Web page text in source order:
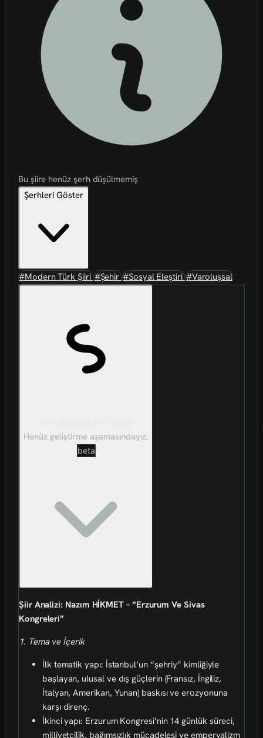
Bu şiire henüz şerh düşülmemiş
Şerhleri Göster
#Modern Türk Şiiri#Şehir#Sosyal Eleştiri#Varoluşsal
Henüz geliştirme aşamasındayız.
beta
Şiir Analizi: Nazım HİKMET – “Erzurum Ve Sivas
Kongreleri”
1. Tema ve İçerik
İlk tematik yapı: İstanbul’un “şehriy” kimliğiyle
başlayan, ulusal ve dış güçlerin (Fransız, İngiliz,
İtalyan, Amerikan, Yunan) baskısı ve erozyonuna
karşı direnç.
İkinci yapı: Erzurum Kongresi’nin 14 günlük süreci,
milliyetçilik, bağımsızlık mücadelesi ve emperyalizm